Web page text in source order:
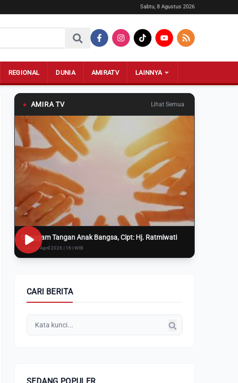
Sabtu, 8 Agustus 2026
REGIONAL DUNIA AMIRATV LAINNYA
● AMIRA TV Lihat Semua
Genggam Tangan Anak Bangsa, Cipt: Hj. Ratmiwati
Rabu, 8 April 2026 | 16:i WIB
CARI BERITA